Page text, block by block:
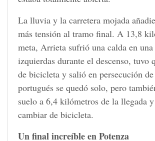
La lluvia y la carretera mojada
más tensión al tramo final. A 13,8
meta, Arrieta sufrió una calda en
izquierdas durante el descenso, tuvo
de bicicleta y salió en persecución
portugués se quedó solo, pero
suelo a 6,4 kilómetros de la llegada
cambiar de bicicleta.
Un final increíble en Potenza